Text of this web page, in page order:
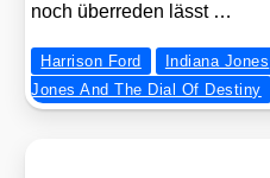
noch über­re­den lässt …
Harrison Ford Indiana Jones
Jones And The Dial Of Destiny